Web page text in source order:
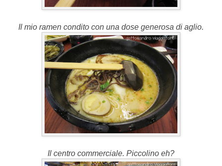
Il mio ramen condito con una dose generosa di aglio.
Il centro commerciale. Piccolino eh?